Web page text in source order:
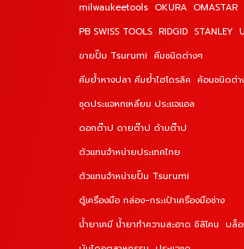
milwaukeetools OKURA OMASTAR
PB SWISS TOOLS RIDGID STANLEY
ขายปั๊ม Tsurumi คีมชนิดต่างๆ
คีมย้ำหางปลา คีมย้ำไฮโดรลิค ค้อนชนิดต่า
ชุดประแจหกเหลี่ยม ประแจแอล
ดอกต๊าป ดายต๊าป ด้ามต๊าป
ตัวแทนจำหน่ายประเทศไทย
ตัวแทนจำหน่ายปั๊ม Tsurumi
ตู้เครื่องมือ กล่อง-กระเป๋าเครื่องมือช่าง
น้ำยาเคมี น้ำยาทำความสะอาด ซิลิโคน บล็